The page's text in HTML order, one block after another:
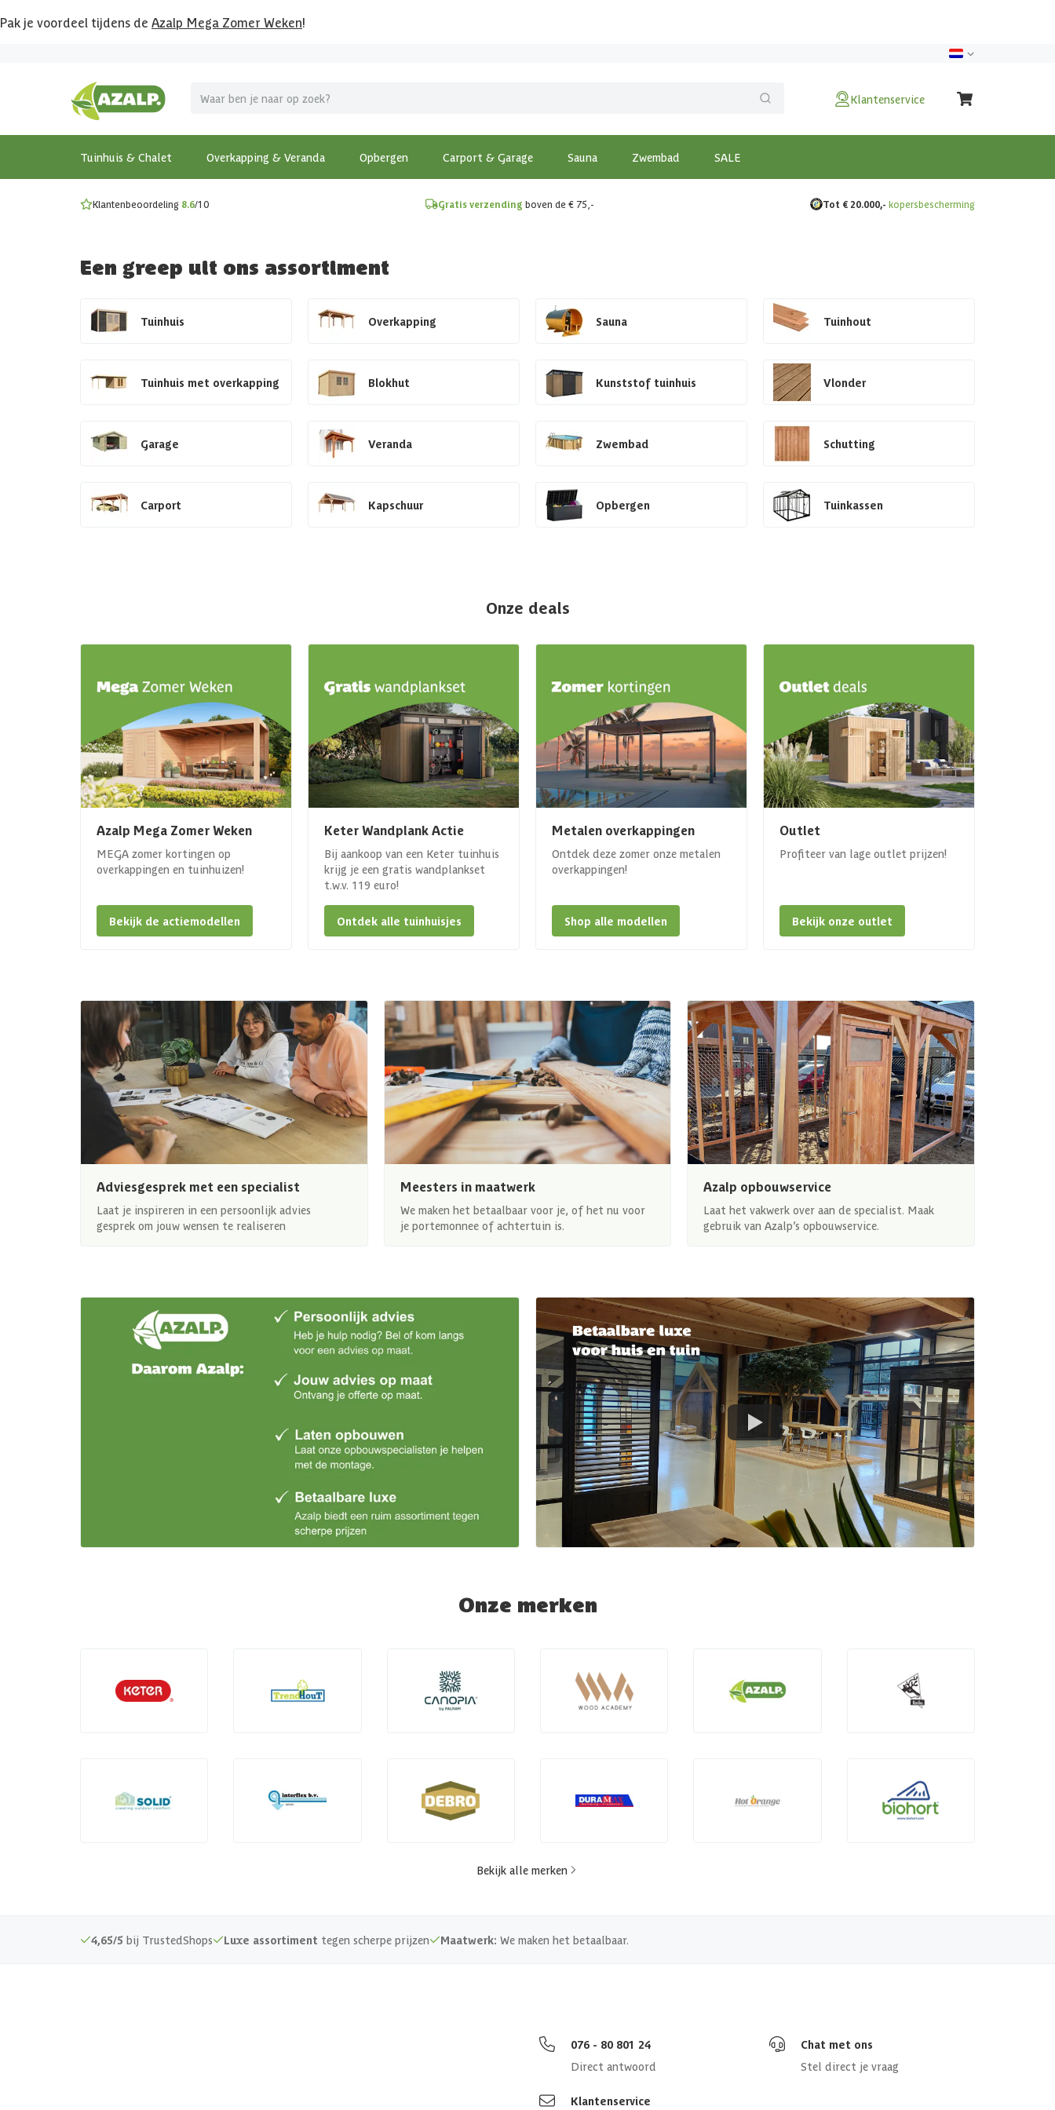
Pak je voordeel tijdens de Azalp Mega Zomer Weken!
Klantenservice
Tuinhuis & Chalet Overkapping & Veranda Opbergen Carport & Garage Sauna Zwembad SALE
MEGA zomer kortingen op overkappingen en tuinhuizen!
Bekijk de actiemodellen
Gratis wandplankset
Ontdek onze metalen overkappingen
Klantenbeoordeling 8.6/10 Gratis verzending boven de € 75,- Tot € 20.000,- kopersbescherming
Een greep uit ons assortiment
Tuinhuis Overkapping Sauna Tuinhout
Tuinhuis met overkapping Blokhut Kunststof tuinhuis Vlonder
Garage Veranda Zwembad Schutting
Carport Kapschuur Opbergen Tuinkassen
Onze deals
Azalp Mega Zomer Weken
MEGA zomer kortingen op
overkappingen en tuinhuizen!
Bekijk de actiemodellen
Keter Wandplank Actie
Bij aankoop van een Keter tuinhuis
krijg je een gratis wandplankset
t.w.v. 119 euro!
Ontdek alle tuinhuisjes
Metalen overkappingen
Ontdek deze zomer onze metalen
overkappingen!
Shop alle modellen
Outlet
Profiteer van lage outlet prijzen!
Bekijk onze outlet
Adviesgesprek met een specialist
Laat je inspireren in een persoonlijk advies
gesprek om jouw wensen te realiseren
Meesters in maatwerk
We maken het betaalbaar voor je, of het nu voor
je portemonnee of achtertuin is.
Azalp opbouwservice
Laat het vakwerk over aan de specialist. Maak
gebruik van Azalp’s opbouwservice.
Onze merken
Bekijk alle merken
4,65/5 bij TrustedShops Luxe assortiment tegen scherpe prijzen Maatwerk: We maken het betaalbaar.
076 - 80 801 24
Direct antwoord
Chat met ons
Stel direct je vraag
Klantenservice